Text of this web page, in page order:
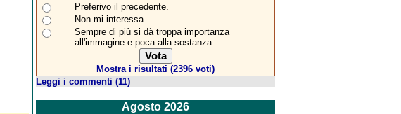
Preferivo il precedente.
Non mi interessa.
Sempre di più si dà troppa importanza
all'immagine e poca alla sostanza.
Mostra i risultati (2396 voti)
Leggi i commenti (11)
Agosto 2026